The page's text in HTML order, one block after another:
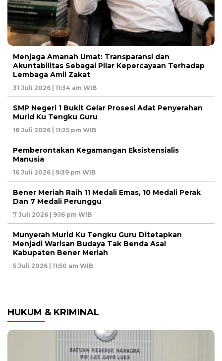
Menjaga Amanah Umat: Transparansi dan
Akuntabilitas Sebagai Pilar Kepercayaan Terhadap
Lembaga Amil Zakat
31 Juli 2026 | 11:34 am WIB
SMP Negeri 1 Bukit Gelar Prosesi Adat Penyerahan
Murid Ku Tengku Guru
16 Juli 2026 | 11:25 pm WIB
Pemberontakan Kegamangan Eksistensialis
Manusia
16 Juli 2026 | 9:39 pm WIB
Bener Meriah Raih 11 Medali Emas, 10 Medali Perak
Dan 7 Medali Perunggu
7 Juli 2026 | 9:16 pm WIB
Munyerah Murid Ku Tengku Guru Ditetapkan
Menjadi Warisan Budaya Tak Benda Asal
Kabupaten Bener Meriah
5 Juli 2026 | 11:50 am WIB
HUKUM & KRIMINAL